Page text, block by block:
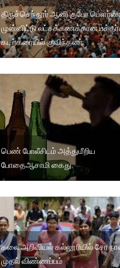
திருச்செந்தூர் ஆனி குபேர
முன்னிட்டு லட்சக்கணக்கான
கடற்கரையில் குவிந்தனர்.
பெண் போலீசிடம் அத்துமீறிய
போதைஆசாமி கைது.
கலை அறிவியல் கல்லூரியில் சேர
முதல் விண்ணப்பம்